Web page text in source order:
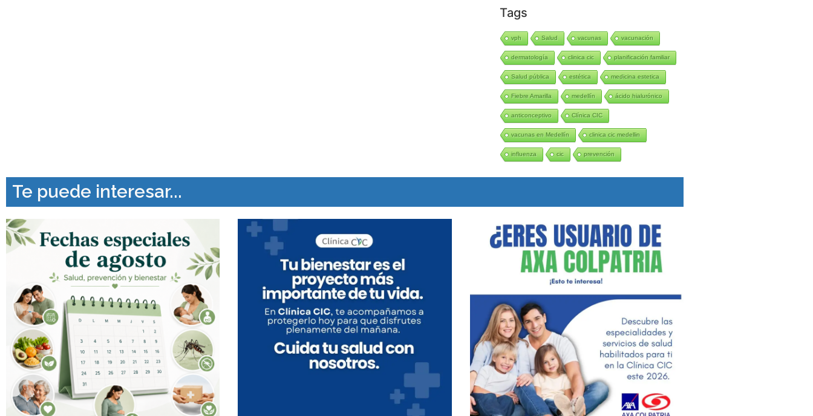
Tags
vph Salud vacunas vacunación
dermatología clinica cic planificación familiar
Salud pública estética medicina estetica
Fiebre Amarilla medellín ácido hialurónico
anticonceptivo Clínica CIC
vacunas en Medellín clinica cic medellin
influenza cic prevención
Te puede interesar...